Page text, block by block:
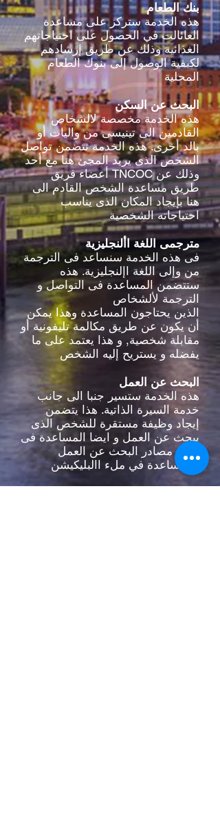
بنك الطعام
هذه الخدمة ستركز على مساعدة
العائالت في الحصول على احتياجاتهم
الغذائية وذلك عن طريق إرشادهم
لكيفية الوصول إلى بنوك الطعام
المحلية
البحث عن السكن
هذه الخدمة مخصصة لالشخاص
القادمين الى تينيسى من واليات أو
بالد أخرى. هذه الخدمة تتضمن تواصل
الشخص الذى يريد المجئ هنا مع أحد
أعضاء فريق TNCOC وذلك عن
طريق مساعدة الشخص القادم الى
هنا بإيجاد المكان الذى يناسب
احتياجاته الشخصية
مترجمى اللغة األنجليزية
فى هذه الخدمة سنساعد فى الترجمة
من وإلى اللغة اإلنجليزية. هذه
ستتضمن المساعدة فى التواصل و
الترجمة لألشخاص
الذين يحتاجون المساعدة وهذا يمكن
أن يكون عن طريق مكالمة تليفونية أو
مقابلة شخصية, و هذا يعتمد على ما
يفضله و يستريح إليه الشخص
البحث عن العمل
هذه الخدمة ستسير جنبا الى جانب
خدمة السيرة الذاتية. هذا يتضمن
إيجاد وظيفة مستقرة للشخص الذى
يبحث عن العمل و ايضا المساعدة فى
ايجاد مصادر البحث عن العمل
والمساعدة في ملء االبليكيشن